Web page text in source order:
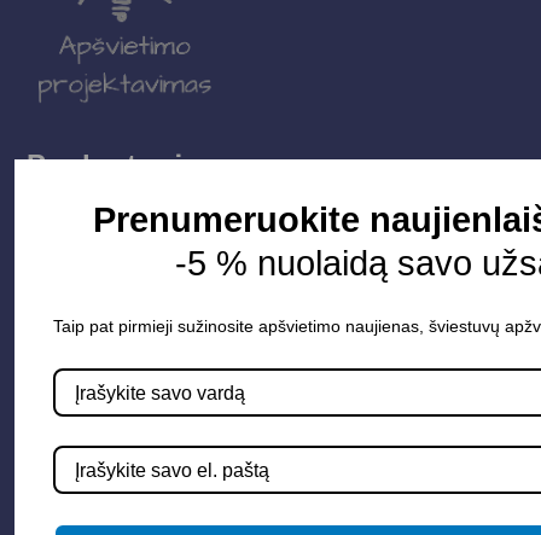
Parduotuvė
Apšvietimo sistemos
Elektros instaliacija
LED juostos
Vidaus apšvietimas
Informacija
Prenumeruokite
-5 % nuolaidą savo
Taip pat pirmieji sužinosite apšvietimo naujienas, šviestuvų